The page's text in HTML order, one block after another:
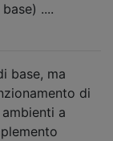
....
base, ma
di
a